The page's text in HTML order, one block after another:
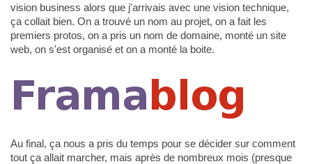
vision business alors que j'arrivais avec une vision technique,
ça collait bien. On a trouvé un nom au projet, on a fait les
premiers protos, on a pris un nom de domaine, monté un site
web, on s'est organisé et on a monté la boite.
Au final, ça nous a pris du temps pour se décider sur comment
tout ça allait marcher, mais après de nombreux mois (presque